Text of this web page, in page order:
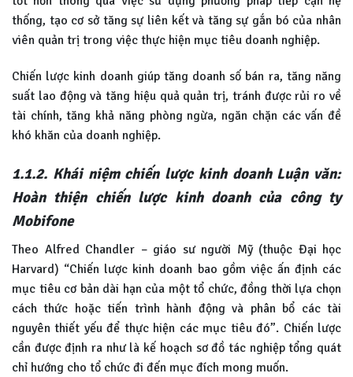
thống, tạo cơ sở tăng sự liên kết và tăng sự gắn bó của nhân
viên quản trị trong việc thực hiện mục tiêu doanh nghiệp.
Chiến lược kinh doanh giúp tăng doanh số bán ra, tăng năng
suất lao động và tăng hiệu quả quản trị, tránh được rủi ro về
tài chính, tăng khả năng phòng ngừa, ngăn chặn các vấn đề
khó khăn của doanh nghiệp.
1.1.2. Khái niệm chiến lược kinh doanh Luận văn:
Hoàn thiện chiến lược kinh doanh của công ty
Mobifone
Theo Alfred Chandler – giáo sư người Mỹ (thuộc Đại học
Harvard) “Chiến lược kinh doanh bao gồm việc ấn định các
mục tiêu cơ bản dài hạn của một tổ chức, đồng thời lựa chọn
cách thức hoặc tiến trình hành động và phân bổ các tài
nguyên thiết yếu để thực hiện các mục tiêu đó”. Chiến lược
cần được định ra như là kế hoạch sơ đồ tác nghiệp tổng quát
chỉ hướng cho tổ chức đi đến mục đích mong muốn.